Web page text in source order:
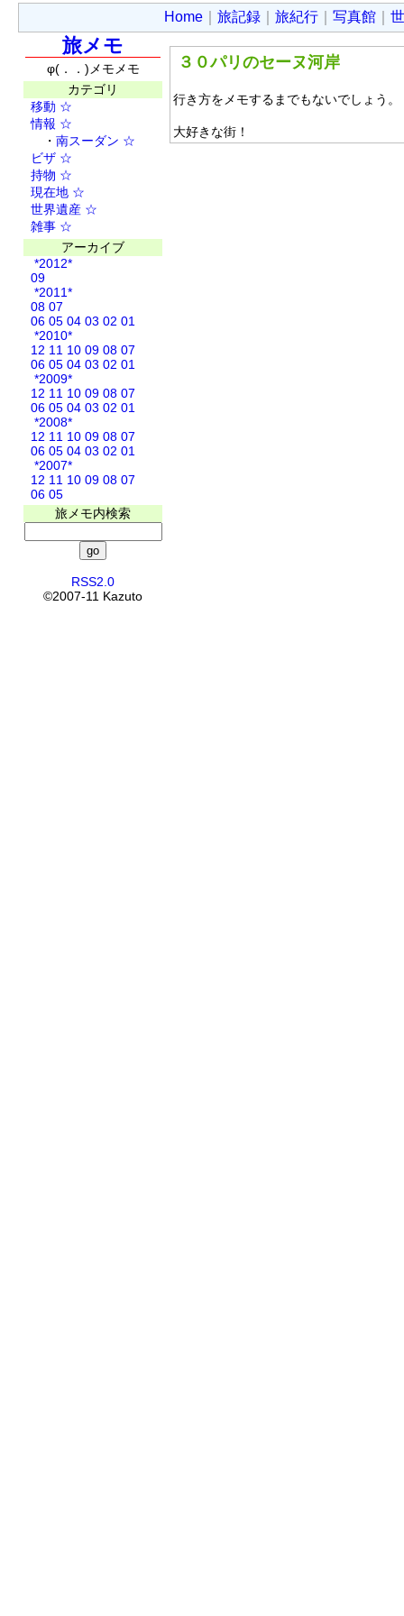
Home 旅記録 旅紀行 写真館
旅メモ
φ(．．)メモメモ
カテゴリ
移動 ☆
情報 ☆
・ 南スーダン ☆
ビザ ☆
持物 ☆
現在地 ☆
世界遺産 ☆
雑事 ☆
アーカイブ
*2012*
09
*2011*
08 07
06 05 04 03 02 01
*2010*
12 11 10 09 08 07
06 05 04 03 02 01
*2009*
12 11 10 09 08 07
06 05 04 03 02 01
*2008*
12 11 10 09 08 07
06 05 04 03 02 01
*2007*
12 11 10 09 08 07
06 05
旅メモ内検索
RSS2.0
©2007-11 Kazuto
３０パリのセーヌ河岸
行き方をメモするまでもないでしょう。
大好きな街！